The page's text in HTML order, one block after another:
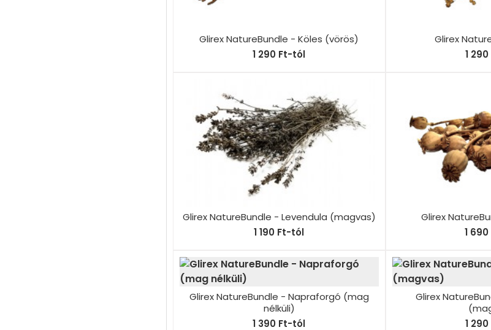
Glirex NatureBundle - Köles (vörös)
1 290 Ft-tól
Glirex
1
Glirex NatureBundle - Levendula (magvas)
1 190 Ft-tól
Glirex
1
Glirex NatureBundle - Napraforgó (mag
nélküli)
1 390 Ft-tól
Glirex
1